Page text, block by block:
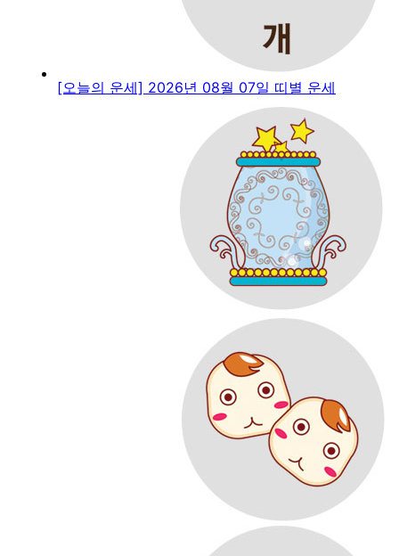
[오늘의 운세] 2026년 08월 07일 띠별 운세